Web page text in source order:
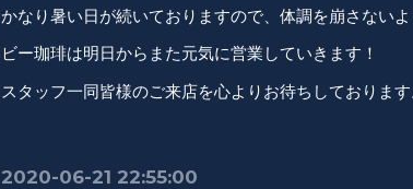
かなり暑い日が続いておりますので、体調を崩さないよ
ビー珈琲は明日からまた元気に営業していきます！
スタッフ一同皆様のご来店を心よりお待ちしております
2020-06-21 22:55:00